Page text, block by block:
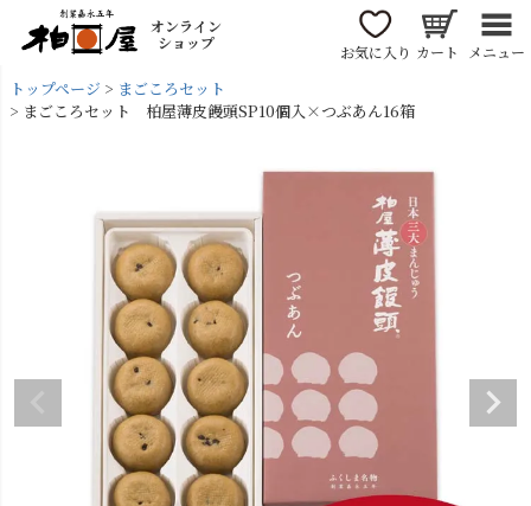
オンライン
ショップ
お気に入り カート メニュー
トップページ
まごころセット
まごころセット 柏屋薄皮饅頭SP10個入×つぶあん16箱